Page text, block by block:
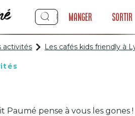
Manger Sortir
activités Les cafés kids friendly à
Paumé pense à vous les